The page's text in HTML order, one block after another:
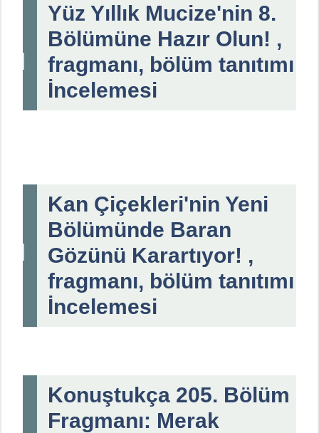
Yüz Yıllık Mucize'nin 8.
Bölümüne Hazır Olun! ,
fragmanı, bölüm tanıtımı
İncelemesi
Kan Çiçekleri'nin Yeni
Bölümünde Baran
Gözünü Karartıyor! ,
fragmanı, bölüm tanıtımı
İncelemesi
Konuştukça 205. Bölüm
Fragmanı: Merak